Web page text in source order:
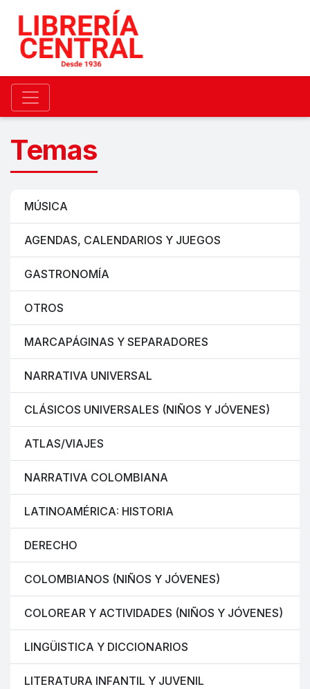
Temas
MÚSICA
AGENDAS, CALENDARIOS Y JUEGOS
GASTRONOMÍA
OTROS
MARCAPÁGINAS Y SEPARADORES
NARRATIVA UNIVERSAL
CLÁSICOS UNIVERSALES (NIÑOS Y JÓVENES)
ATLAS/VIAJES
NARRATIVA COLOMBIANA
LATINOAMÉRICA: HISTORIA
DERECHO
COLOMBIANOS (NIÑOS Y JÓVENES)
COLOREAR Y ACTIVIDADES (NIÑOS Y JÓVENES)
LINGÜISTICA Y DICCIONARIOS
LITERATURA INFANTIL Y JUVENIL